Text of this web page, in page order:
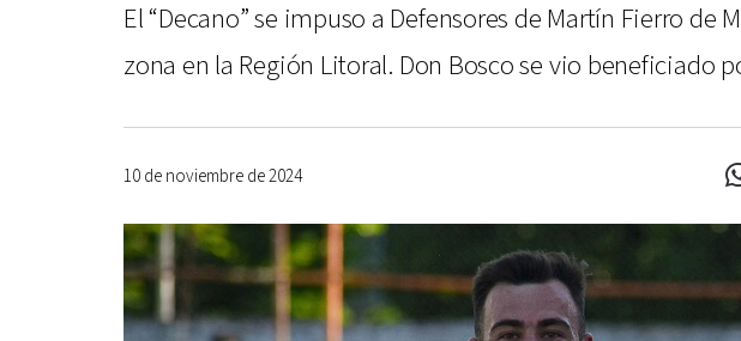
El “Decano” se impuso a Defensores de Martín Fierro
zona en la Región Litoral. Don Bosco se vio beneficiado
10 de noviembre de 2024